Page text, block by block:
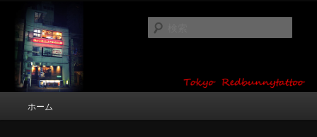
ン
ツ
東京 タトゥースタジオ 吉祥寺 Red
Bunny Tattoo タトゥーデザイン・タ
トゥー画像
タトゥーデザイン・画像の紹介（和彫り・ワンポイント・girl tattoo）
ホーム